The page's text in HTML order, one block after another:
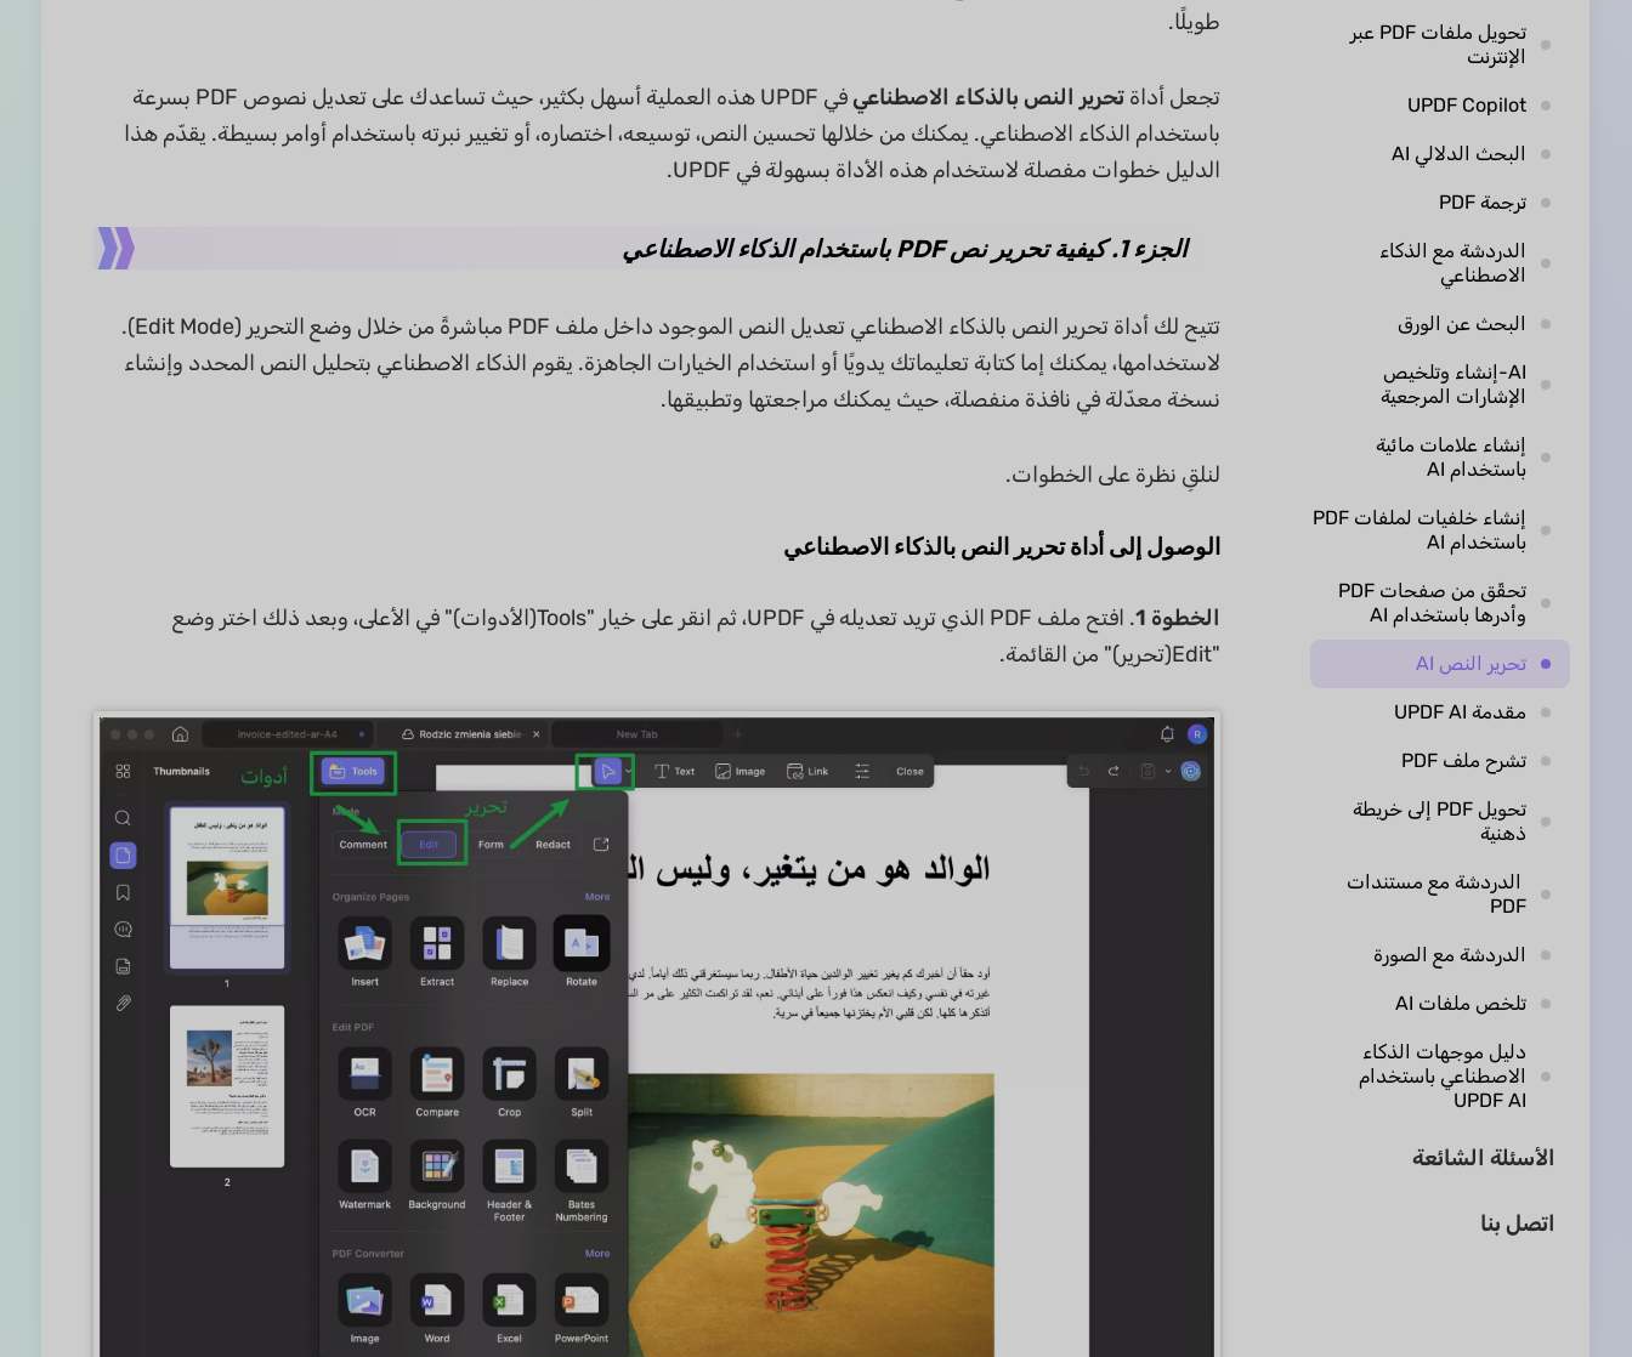
تحويل ملفات PDF عبر
الإنترنت
UPDF Copilot
البحث الدلالي AI
ترجمة PDF
الدردشة مع الذكاء
الاصطناعي
البحث عن الورق
AI-إنشاء وتلخيص
الإشارات المرجعية
إنشاء علامات مائية
باستخدام AI
إنشاء خلفيات لملفات PDF
باستخدام AI
تحقّق من صفحات PDF
وأدرها باستخدام AI
تحرير النص AI
مقدمة UPDF AI
تشرح ملف PDF
تحويل PDF إلى خريطة
ذهنية
الدردشة مع مستندات
PDF
الدردشة مع الصورة
تلخص ملفات AI
دليل موجهات الذكاء
الاصطناعي باستخدام
UPDF AI
الأسئلة الشائعة
اتصل بنا
طويلًا.
تجعل أداة تحرير النص بالذكاء الاصطناعي
في UPDF هذه العملية أسهل بكثير، حيث تساعدك على تعديل نصوص PDF بسرعة
باستخدام الذكاء الاصطناعي. يمكنك من خلالها تحسين النص، توسيعه، اختصاره، أو تغيير نبرته باستخدام أوامر بسيطة. يقدّم هذا
الدليل خطوات مفصلة لاستخدام هذه الأداة بسهولة في UPDF.
الجزء 1. كيفية تحرير نص PDF باستخدام الذكاء الاصطناعي
تتيح لك أداة تحرير النص بالذكاء الاصطناعي تعديل النص الموجود داخل ملف PDF مباشرةً من خلال وضع التحرير (Edit Mode).
لاستخدامها، يمكنك إما كتابة تعليماتك يدويًا أو استخدام الخيارات الجاهزة. يقوم الذكاء الاصطناعي بتحليل النص المحدد وإنشاء
نسخة معدّلة في نافذة منفصلة، حيث يمكنك مراجعتها وتطبيقها.
لنلقِ نظرة على الخطوات.
الوصول إلى أداة تحرير النص بالذكاء الاصطناعي
الخطوة 1
. افتح ملف PDF الذي تريد تعديله في UPDF، ثم انقر على خيار "Tools(الأدوات)" في الأعلى، وبعد ذلك اختر وضع
"Edit(تحرير)" من القائمة.